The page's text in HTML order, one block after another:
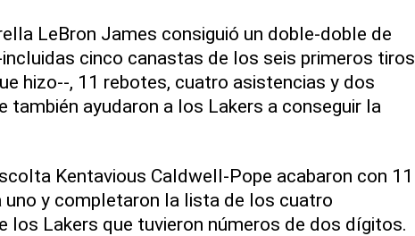
LeBron James consiguió un doble-doble de
cinco canastas de los seis primeros tiros
hizo--, 11 rebotes, cuatro asistencias y dos
también ayudaron a los Lakers a conseguir la
Kentavious Caldwell-Pope acabaron con 11
y completaron la lista de los cuatro
los Lakers que tuvieron números de dos dígitos.